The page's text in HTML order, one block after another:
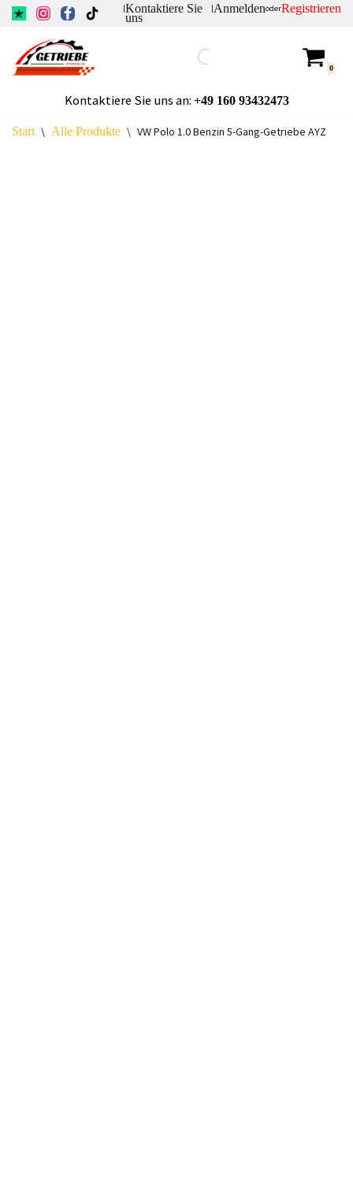
Inhalt
springen
|Kontaktiere Sie
uns
|AnmeldenoderRegistrieren
0
Kontaktiere Sie uns an: +49160 93432473
Start \ Alle Produkte \ VW Polo 1.0 Benzin 5-Gang-Getriebe AYZ